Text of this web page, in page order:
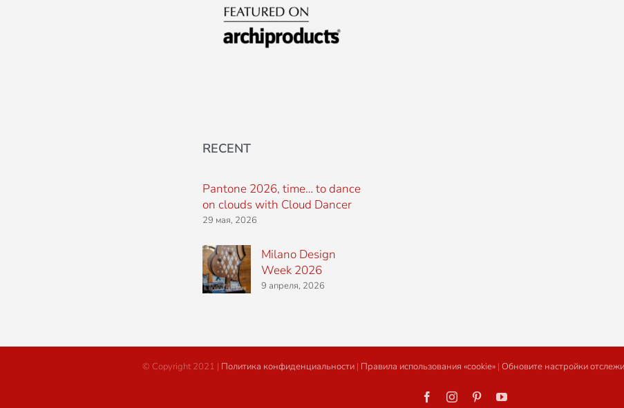
RECENT
Pantone 2026, time… to dance
on clouds with Cloud Dancer
29 мая, 2026
Milano Design
Week 2026
9 апреля, 2026
© Copyright 2021 | Политика конфиденциальности | Правила использования «cookie» | Обновите настройки
FacebookInstagramPinterestYouTube